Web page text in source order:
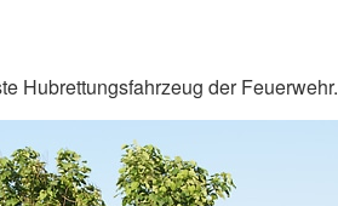
Hubrettungsfahrzeug der Feuerwehr.